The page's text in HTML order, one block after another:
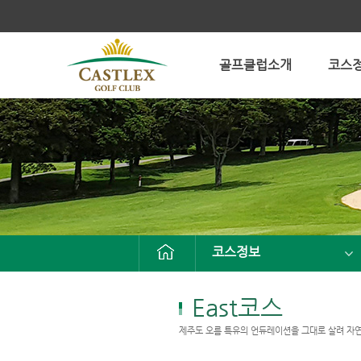
골프클럽소개 코스
코스정보
East코스
제주도 오름 특유의 언듀레이션을 그대로 살려 자